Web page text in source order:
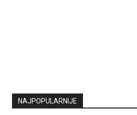
NAJPOPULARNIJE